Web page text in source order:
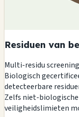
Residuen van
Multi-residu
Biologisch
detecteerbare
Zelfs niet-
veiligheidslimieten